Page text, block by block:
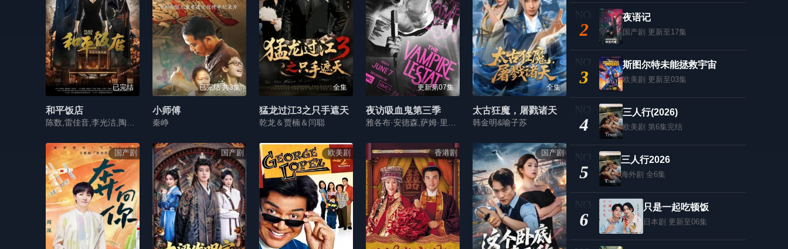
已完结
和平饭店
已完结 共3集
小师傅
秦峥
全集
猛龙过江3之只手遮天
乾龙＆贾楠＆闫聪
更新第07集
夜访吸血鬼第三季
全集
太古狂魔，屠戮诸天
韩金明&喻子苏
国产剧 国产剧 欧美剧 香港剧 国产剧
2
夜语记
国产剧 更新至17集
3
斯图尔特未能拯救宇宙
欧美剧 更新至03集
4
三人行(2026)
欧美剧 第6集完结
5
三人行2026
海外剧 全6集
6
只是一起吃顿饭
日本剧 更新至06集